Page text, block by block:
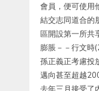
會員，便可使用
結交志同道合的
區開設第一所共
膨脹－－行文時
孫正義正考慮投
邁向甚至超越
去年三月接受了